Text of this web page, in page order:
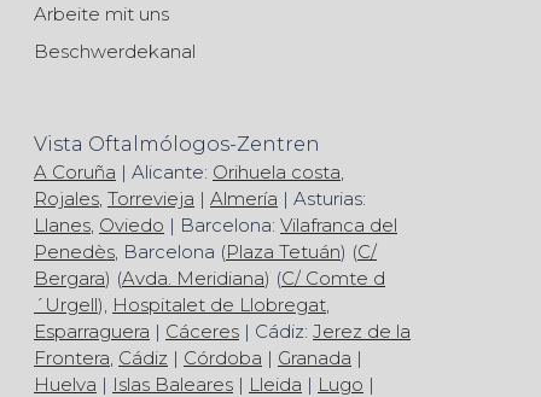
Arbeite mit uns
Beschwerdekanal
Vista Oftalmólogos-Zentren
A Coruña | Alicante: Orihuela costa,
Rojales, Torrevieja | Almería | Asturias:
Llanes, Oviedo | Barcelona: Vilafranca del
Penedès, Barcelona (Plaza Tetuán) (C/
Bergara) (Avda. Meridiana) (C/ Comte d
´Urgell), Hospitalet de Llobregat,
Esparraguera | Cáceres | Cádiz: Jerez de la
Frontera, Cádiz | Córdoba | Granada |
Huelva | Islas Baleares | Lleida | Lugo |